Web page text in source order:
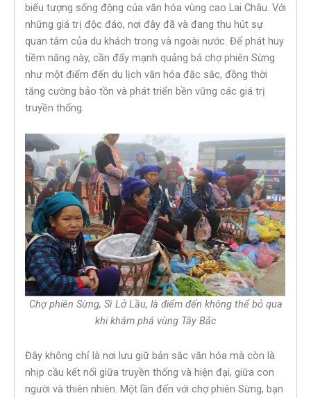
biểu tượng sống động của văn hóa vùng cao Lai Châu. Với
những giá trị độc đáo, nơi đây đã và đang thu hút sự
quan tâm của du khách trong và ngoài nước. Để phát huy
tiềm năng này, cần đẩy mạnh quảng bá chợ phiên Sừng
như một điểm đến du lịch văn hóa đặc sắc, đồng thời
tăng cường bảo tồn và phát triển bền vững các giá trị
truyền thống.
Chợ phiên Sừng, Sì Lở Lầu, là điểm đến không thể bỏ qua
khi khám phá vùng Tây Bắc
Đây không chỉ là nơi lưu giữ bản sắc văn hóa mà còn là
nhịp cầu kết nối giữa truyền thống và hiện đại, giữa con
người và thiên nhiên. Một lần đến với chợ phiên Sừng, bạn